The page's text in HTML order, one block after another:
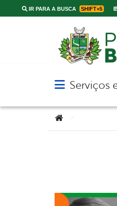
IR PARA A BUSCA SHIFT+5
Abrir menu
Serviços
Você está aqui: